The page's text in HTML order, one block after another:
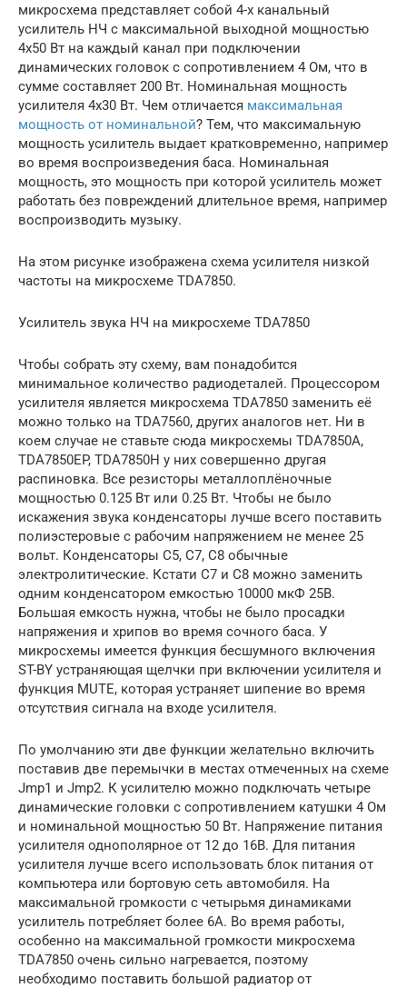
микросхема представляет собой 4-х канальный
усилитель НЧ с максимальной выходной мощностью
4х50 Вт на каждый канал при подключении
динамических головок с сопротивлением 4 Ом, что в
сумме составляет 200 Вт. Номинальная мощность
усилителя 4х30 Вт. Чем отличается максимальная
мощность от номинальной? Тем, что максимальную
мощность усилитель выдает кратковременно, например
во время воспроизведения баса. Номинальная
мощность, это мощность при которой усилитель может
работать без повреждений длительное время, например
воспроизводить музыку.
На этом рисунке изображена схема усилителя низкой
частоты на микросхеме TDA7850.
Усилитель звука НЧ на микросхеме TDA7850
Чтобы собрать эту схему, вам понадобится
минимальное количество радиодеталей. Процессором
усилителя является микросхема TDA7850 заменить её
можно только на TDA7560, других аналогов нет. Ни в
коем случае не ставьте сюда микросхемы TDA7850A,
TDA7850EP, TDA7850H у них совершенно другая
распиновка. Все резисторы металлоплёночные
мощностью 0.125 Вт или 0.25 Вт. Чтобы не было
искажения звука конденсаторы лучше всего поставить
полиэстеровые с рабочим напряжением не менее 25
вольт. Конденсаторы С5, С7, С8 обычные
электролитические. Кстати С7 и С8 можно заменить
одним конденсатором емкостью 10000 мкФ 25В.
Большая емкость нужна, чтобы не было просадки
напряжения и хрипов во время сочного баса. У
микросхемы имеется функция бесшумного включения
ST-BY устраняющая щелчки при включении усилителя и
функция MUTE, которая устраняет шипение во время
отсутствия сигнала на входе усилителя.
По умолчанию эти две функции желательно включить
поставив две перемычки в местах отмеченных на схеме
Jmp1 и Jmp2. К усилителю можно подключать четыре
динамические головки с сопротивлением катушки 4 Ом
и номинальной мощностью 50 Вт. Напряжение питания
усилителя однополярное от 12 до 16В. Для питания
усилителя лучше всего использовать блок питания от
компьютера или бортовую сеть автомобиля. На
максимальной громкости с четырьмя динамиками
усилитель потребляет более 6А. Во время работы,
особенно на максимальной громкости микросхема
TDA7850 очень сильно нагревается, поэтому
необходимо поставить большой радиатор от